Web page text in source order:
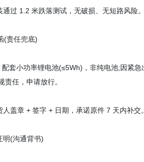
过 1.2 米跌落测试，无破损、无短路风险
责任兜底)
小功率锂电池(≤5Wh)，非纯电池;因紧急
责任，申请放行。
盖章 + 签字 + 日期，承诺原件 7 天内补交
(沟通背书)